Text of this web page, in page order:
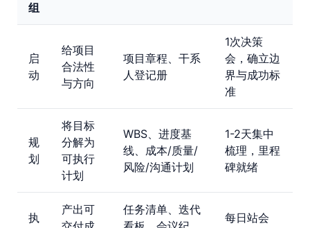
组
启
动
给项目
合法性
与方向
项目章程、干系
人登记册
1次决策
会，确立边
界与成功标
准
规
划
将目标
分解为
可执行
计划
WBS、进度基
线、成本/质量/
风险/沟通计划
1-2天集中
梳理，里程
碑就绪
执
产出可
任务清单、迭代
每日站会